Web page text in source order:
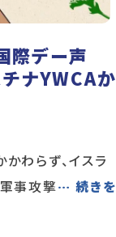
際デー声
チナYWCAか
わらず、イスラ
事攻撃… 続きを